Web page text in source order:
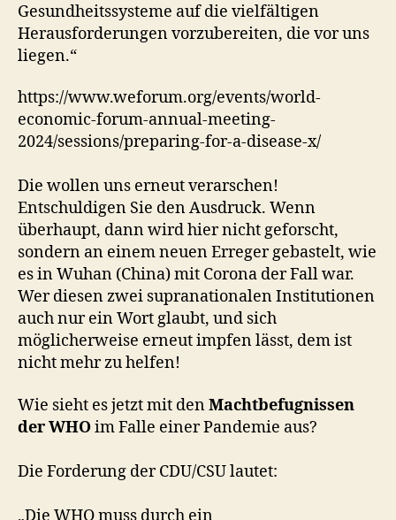
Gesundheitssysteme auf die vielfältigen
Herausforderungen vorzubereiten, die vor uns
liegen.“
https://www.weforum.org/events/world-
economic-forum-annual-meeting-
2024/sessions/preparing-for-a-disease-x/
Die wollen uns erneut verarschen!
Entschuldigen Sie den Ausdruck. Wenn
überhaupt, dann wird hier nicht geforscht,
sondern an einem neuen Erreger gebastelt, wie
es in Wuhan (China) mit Corona der Fall war.
Wer diesen zwei supranationalen Institutionen
auch nur ein Wort glaubt, und sich
möglicherweise erneut impfen lässt, dem ist
nicht mehr zu helfen!
Wie sieht es jetzt mit denMachtbefugnissen
der WHOim Falle einer Pandemie aus?
Die Forderung der CDU/CSU lautet:
„Die WHO muss durch ein